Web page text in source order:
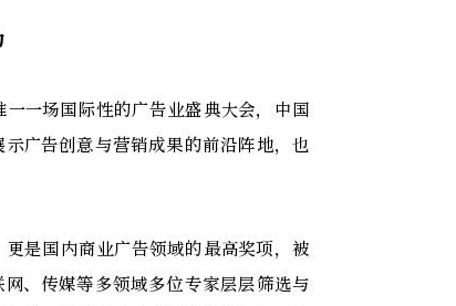
一场国际性的广告业盛典大会，中国
广告创意与营销成果的前沿阵地，也
是国内商业广告领域的最高奖项，被
、传媒等多领域多位专家层层筛选与